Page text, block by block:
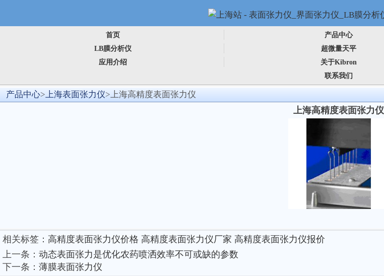
首页 产品中心
LB膜分析仪
超微量天平
应用介绍
关于Kibron
联系我们
产品中心> 上海表面张力仪>上海高精度表面张力仪
上海高精度表面张力仪
相关标签： 高精度表面张力仪价格 高精度表面张力仪厂家 高精度表面张力仪报价
上一条： 动态表面张力是优化农药喷洒效率不可或缺的参数
下一条： 薄膜表面张力仪